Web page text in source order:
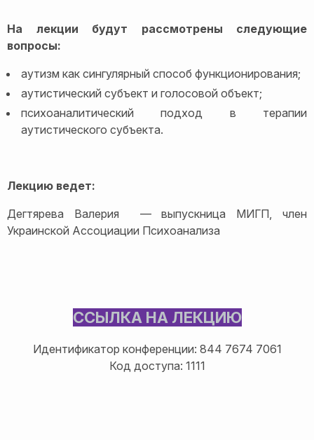
На лекции будут рассмотрены следующие
вопросы:
аутизм как сингулярный способ функционирования;
аутистический субъект и голосовой объект;
психоаналитический подход в терапии
аутистического субъекта.
Лекцию ведет:
Дегтярева Валерия — выпускница МИГП, член
Украинской Ассоциации Психоанализа
ССЫЛКА НА ЛЕКЦИЮ
Идентификатор конференции: 844 7674 7061
Код доступа: 1111